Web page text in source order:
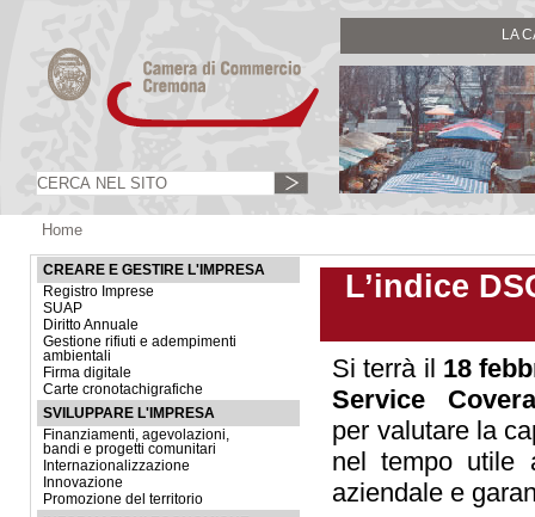
LA
Home
CREARE E GESTIRE L'IMPRESA
Registro Imprese
SUAP
Diritto Annuale
Gestione rifiuti e adempimenti
ambientali
Firma digitale
Carte cronotachigrafiche
SVILUPPARE L'IMPRESA
Finanziamenti, agevolazioni,
bandi e progetti comunitari
Internazionalizzazione
Innovazione
Promozione del territorio
L’indice
Si terrà il 18
Service
per valutare la
nel tempo utile
aziendale e